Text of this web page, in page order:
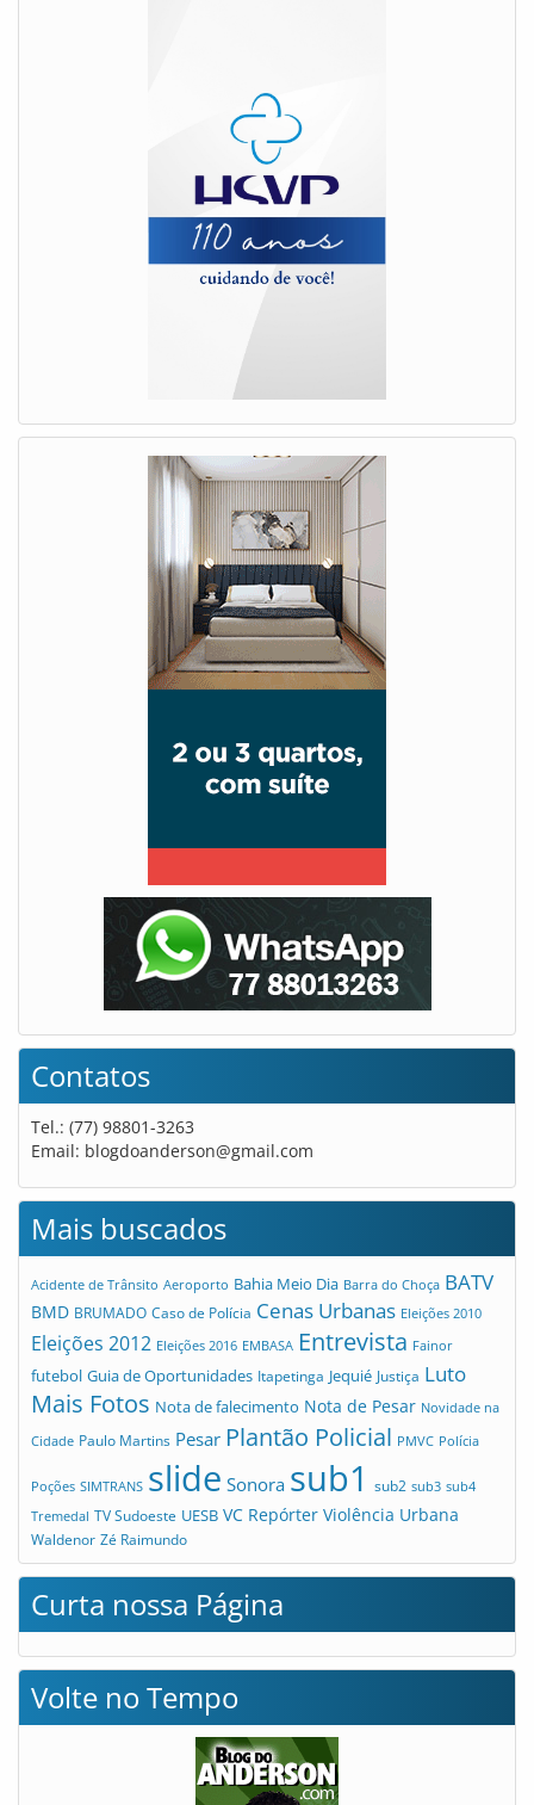
Contatos
Tel.: (77) 98801-3263
Email: blogdoanderson@gmail.com
Mais buscados
Acidente de Trânsito Aeroporto Bahia Meio Dia Barra do Choça BATV
BMD BRUMADO Caso de Polícia Cenas Urbanas Eleições 2010
Eleições 2012 Eleições 2016 EMBASA Entrevista Fainor
futebol Guia de Oportunidades Itapetinga Jequié Justiça Luto
Mais Fotos Nota de falecimento Nota de Pesar Novidade na
Cidade Paulo Martins Pesar Plantão Policial PMVC Polícia
Poções SIMTRANS slide Sonora sub1 sub2 sub3 sub4
Tremedal TV Sudoeste UESB VC Repórter Violência Urbana
Waldenor Zé Raimundo
Curta nossa Página
Volte no Tempo